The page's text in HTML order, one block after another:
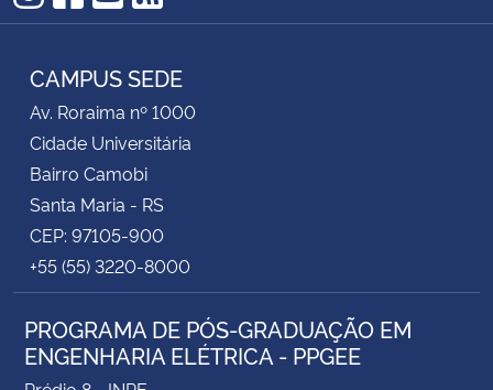
Instagram
Facebook
YouTube
RSS
CAMPUS SEDE
Av. Roraima nº 1000
Cidade Universitária
Bairro Camobi
Santa Maria - RS
CEP: 97105-900
+55 (55) 3220-8000
PROGRAMA DE PÓS-GRADUAÇÃO EM
ENGENHARIA ELÉTRICA - PPGEE